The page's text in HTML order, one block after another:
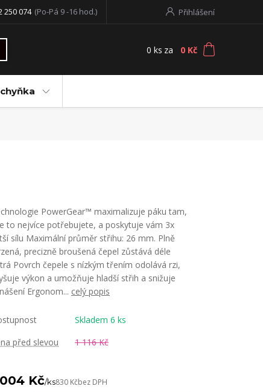
Přihlášení
250 074 (Po-Pá 9 -16 hod.)
0 ks za 0 Kč
PowerGear™ maximalizuje páku tam,
to nejvíce potřebujete, a poskytuje vám 3x
sílu Maximální průměr střihu: 26 mm. Plně
precizně broušená čepel zůstává déle
Povrch čepele s nízkým třením odolává rzi,
výkon a umožňuje hladší střih a snižuje
Ergonom... celý popis
Skladem 6 ks
před slevou
1 116 Kč
Kč/ks830 Kčbez DPH